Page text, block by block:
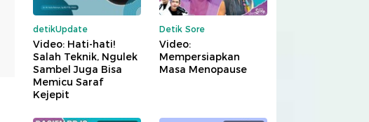
detikUpdate
Video: Hati-hati!
Salah Teknik, Ngulek
Sambel Juga Bisa
Memicu Saraf
Kejepit
Detik Sore
Video:
Mempersiapkan
Masa Menopause